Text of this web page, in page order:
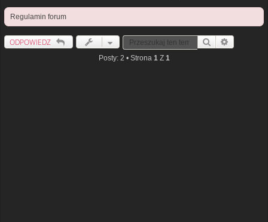
Regulamin forum
ODPOWIEDZ Szukaj
Posty: 2 • Strona 1 Z 1